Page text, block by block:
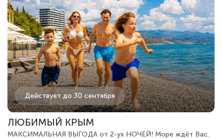
Действует до 30 сентября
ЛЮБИМЫЙ КРЫМ
МАКСИМАЛЬНАЯ ВЫГОДА от 2-ух НОЧЕЙ! Море ждёт Вас.